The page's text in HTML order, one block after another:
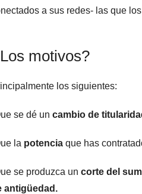
a sus redes- las que
motivos?
los siguientes:
se dé un cambio de
la potencia que has
se produzca un corte del
antigüedad.